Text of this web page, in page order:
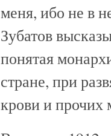
меня, ибо не в
Зубатов
понятая
стране, при
крови и прочих